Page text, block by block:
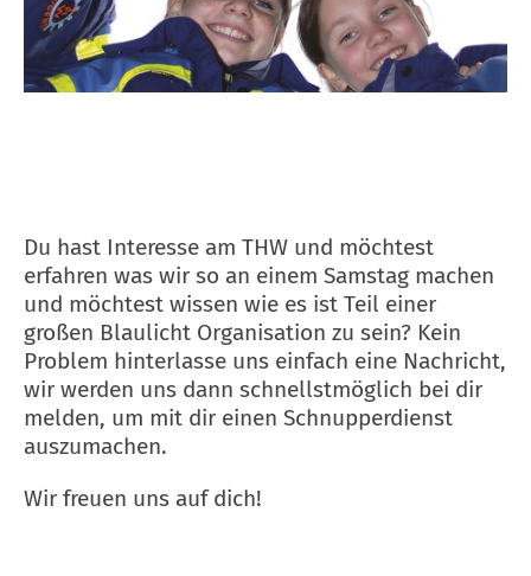
Du hast Interesse am THW und möchtest
erfahren was wir so an einem Samstag machen
und möchtest wissen wie es ist Teil einer
großen Blaulicht Organisation zu sein? Kein
Problem hinterlasse uns einfach eine Nachricht,
wir werden uns dann schnellstmöglich bei dir
melden, um mit dir einen Schnupperdienst
auszumachen.
Wir freuen uns auf dich!